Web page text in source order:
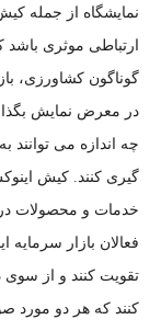
نمایشگاه از جمله
ارتباطی موثری
گوناگون کشاورزی،
در معرض نمایش
چه اندازه می
گیری کنند. کیش
خدمات و محصولات در
فعالان بازار سرمایه
تقویت کنند و از سوی
کنند که هر دو مورد